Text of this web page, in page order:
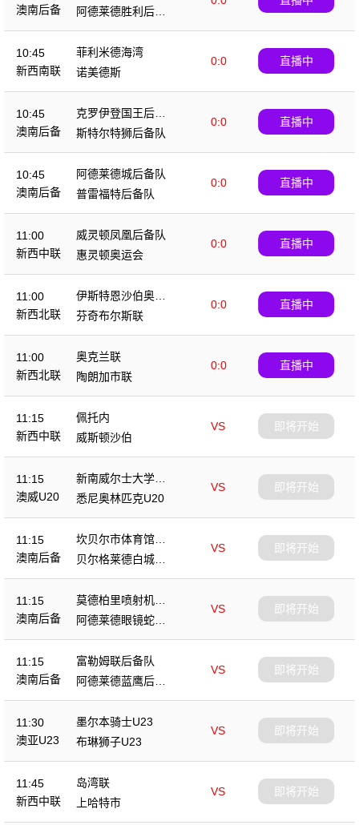
澳南后备
阿德莱德胜利后备
队
10:45
新西南联
菲利米德海湾
0:0
诺美德斯
直播中
10:45
澳南后备
克罗伊登国王后备
队
0:0
斯特尔特狮后备队
直播中
10:45
澳南后备
阿德莱德城后备队
0:0
普雷福特后备队
直播中
11:00
新西中联
威灵顿凤凰后备队
0:0
惠灵顿奥运会
直播中
11:00
新西北联
伊斯特恩沙伯奥克
兰
0:0
芬奇布尔斯联
直播中
11:00
新西北联
奥克兰联
0:0
陶朗加市联
直播中
11:15
新西中联
佩托内
VS
威斯顿沙伯
即将开始
11:15
澳威U20
新南威尔士大学U2
0
VS
悉尼奥林匹克U20
即将开始
11:15
澳南后备
坎贝尔市体育馆后
备队
VS
贝尔格莱德白城后
备队
即将开始
11:15
澳南后备
莫德柏里喷射机后
备队
VS
阿德莱德眼镜蛇后
备队
即将开始
11:15
澳南后备
富勒姆联后备队
VS
阿德莱德蓝鹰后备
队
即将开始
11:30
澳亚U23
墨尔本骑士U23
VS
布琳狮子U23
即将开始
11:45
新西中联
岛湾联
VS
上哈特市
即将开始